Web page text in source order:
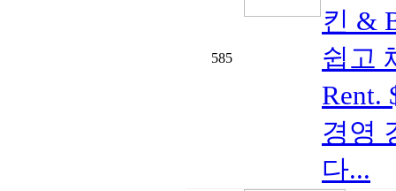
585
킨 &
쉽고
Rent.
경영
다...